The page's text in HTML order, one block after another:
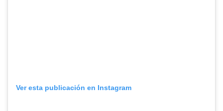
Ver esta publicación en Instagram